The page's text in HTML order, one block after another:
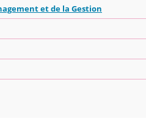
et de la Gestion